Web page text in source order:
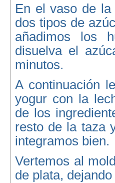
En el vaso de
dos tipos de
añadimos los
disuelva el
minutos.
A continuación
yogur con la
de los
resto de la taza
integramos bien.
Vertemos al
de plata,